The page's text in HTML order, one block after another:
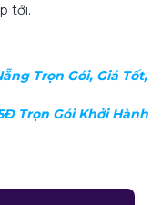
tới.
Trọn Gói, Giá Tốt,
Trọn Gói Khởi Hành